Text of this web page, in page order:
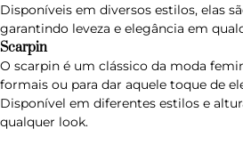
Disponíveis em diversos estilos, elas
garantindo leveza e elegância em
Scarpin
O scarpin é um clássico da moda
formais ou para dar aquele toque de
Disponível em diferentes estilos e
qualquer look.